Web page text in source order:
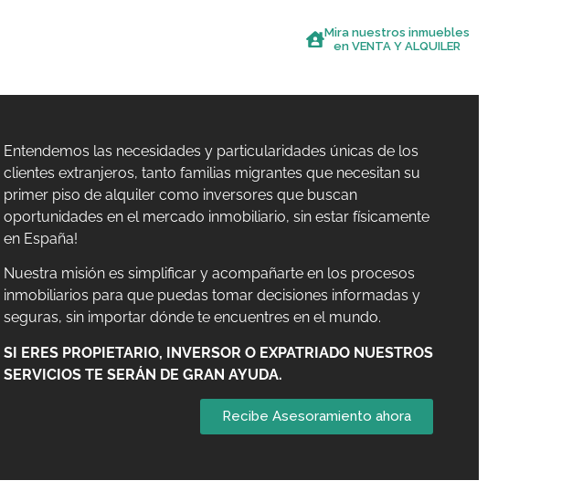
Mira nuestros inmuebles
en VENTA Y ALQUILER
Entendemos las necesidades y particularidades únicas de los
clientes extranjeros, tanto familias migrantes que necesitan su
primer piso de alquiler como inversores que buscan
oportunidades en el mercado inmobiliario, sin estar físicamente
en España!
Nuestra misión es simplificar y acompañarte en los procesos
inmobiliarios para que puedas tomar decisiones informadas y
seguras, sin importar dónde te encuentres en el mundo.
SI ERES PROPIETARIO, INVERSOR O EXPATRIADO NUESTROS
SERVICIOS TE SERÁN DE GRAN AYUDA.
Recibe Asesoramiento ahora